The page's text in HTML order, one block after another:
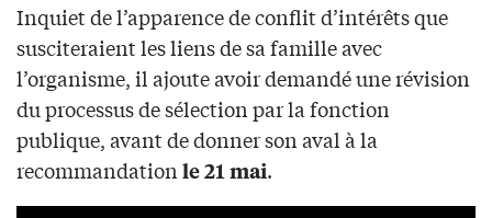
Inquiet de l’apparence de conflit d’intérêts que
susciteraient les liens de sa famille avec
l’organisme, il ajoute avoir demandé une révision
du processus de sélection par la fonction
publique, avant de donner son aval à la
recommandation le 21 mai.